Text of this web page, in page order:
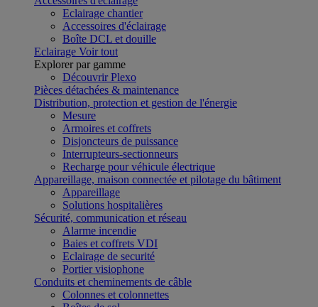
Eclairage chantier
Accessoires d'éclairage
Boîte DCL et douille
Eclairage Voir tout
Explorer par gamme
Découvrir Plexo
Pièces détachées & maintenance
Distribution, protection et gestion de l'énergie
Mesure
Armoires et coffrets
Disjoncteurs de puissance
Interrupteurs-sectionneurs
Recharge pour véhicule électrique
Appareillage, maison connectée et pilotage du bâtiment
Appareillage
Solutions hospitalières
Sécurité, communication et réseau
Alarme incendie
Baies et coffrets VDI
Eclairage de securité
Portier visiophone
Conduits et cheminements de câble
Colonnes et colonnettes